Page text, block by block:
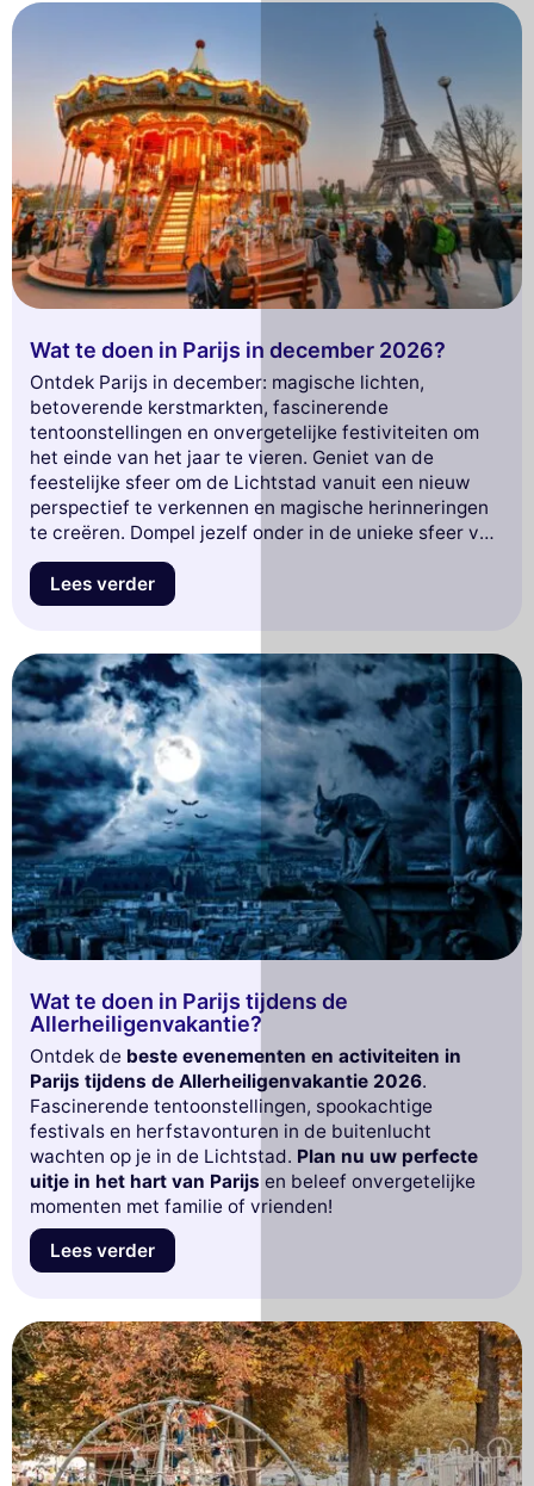
Wat te doen in Parijs in december 2026?
Ontdek Parijs in december: magische lichten,
betoverende kerstmarkten, fascinerende
tentoonstellingen en onvergetelijke festiviteiten om
het einde van het jaar te vieren. Geniet van de
feestelijke sfeer om de Lichtstad vanuit een nieuw
perspectief te verkennen en magische herinneringen
te creëren. Dompel jezelf onder in de unieke sfeer van
Parijs in december 2026 en begin nu met het plannen
van je perfecte verblijf!
Lees verder
Wat te doen in Parijs tijdens de
Allerheiligenvakantie?
Ontdek de beste evenementen en activiteiten in
Parijs tijdens de Allerheiligenvakantie 2026.
Fascinerende tentoonstellingen, spookachtige
festivals en herfstavonturen in de buitenlucht
wachten op je in de Lichtstad. Plan nu uw perfecte
uitje in het hart van Parijs en beleef onvergetelijke
momenten met familie of vrienden!
Lees verder